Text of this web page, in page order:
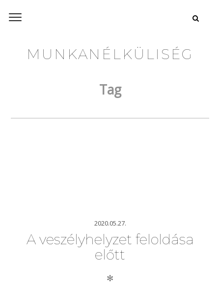
MUNKANÉLKÜLISÉG
Tag
2020.05.27.
A veszélyhelyzet feloldása
előtt
✻